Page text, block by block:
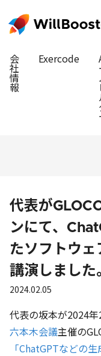
会
社
情
報
Exercode
代表が
ンにて、
たソフトウェ
講演しました
2024.02.05
代表の坂本が2024
六本木会議主催の
「ChatGPTなどの